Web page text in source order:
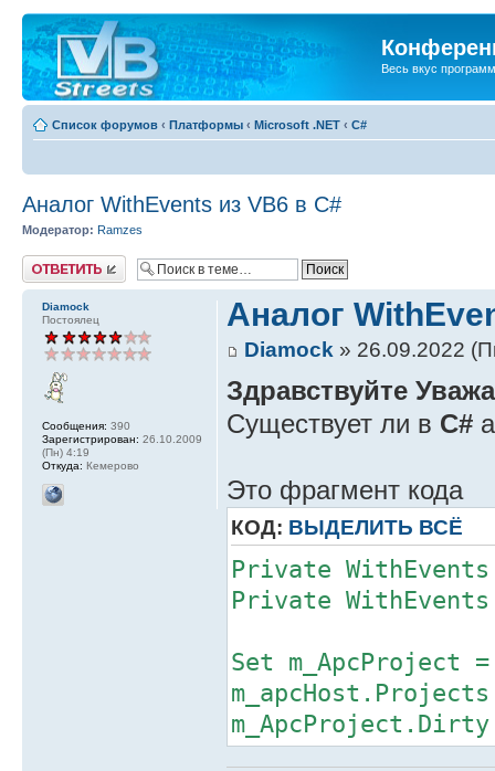
Весь вкус
Список форумов ‹ Платформы ‹ Microsoft .NET ‹ C#
Аналог WithEvents из VB6 в C#
Модератор: Ramzes
Ответить
Diamock
Постоялец
Сообщения: 390
Зарегистрирован: 26.10.2009
(Пн) 4:19
Откуда: Кемерово
Аналог
Diamock » 26.09.2022
Здравствуйте
Существует ли в C#
Это фрагмент кода
КОД: ВЫДЕЛИТЬ ВСЁ
Private WithEvents
Private WithEvents
Set m_ApcProject =